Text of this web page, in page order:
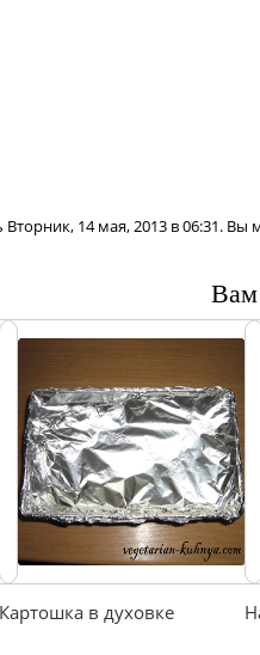
14 мая, 2013 в 06:31.
Вам
Картошка в духовке